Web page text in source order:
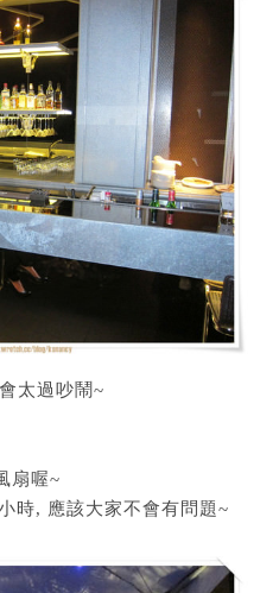
太過吵鬧~
扇喔~
時, 應該大家不會有問題~